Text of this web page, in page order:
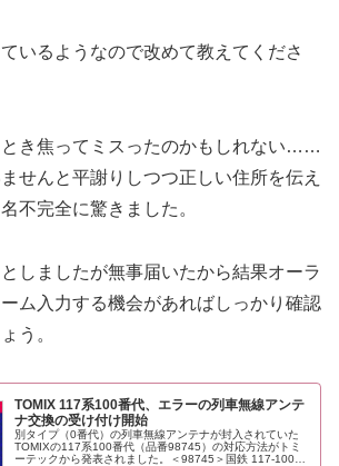
ているようなので改めて教えてくださ
き焦ってミスったのかもしれない……
せんと平謝りしつつ正しい住所を伝え
不完全に驚きました。
しましたが無事届いたから結果オーラ
ム入力する機会があればしっかり確認
う。
TOMIX 117系100番代、エラーの列車無線アンテ
ナ交換の受け付け開始
別タイプ（0番代）の列車無線アンテナが封入されていた
TOMIXの117系100番代（品番98745）の対応方法がトミ
ーテックから発表されました。＜98745＞国鉄 117-100系